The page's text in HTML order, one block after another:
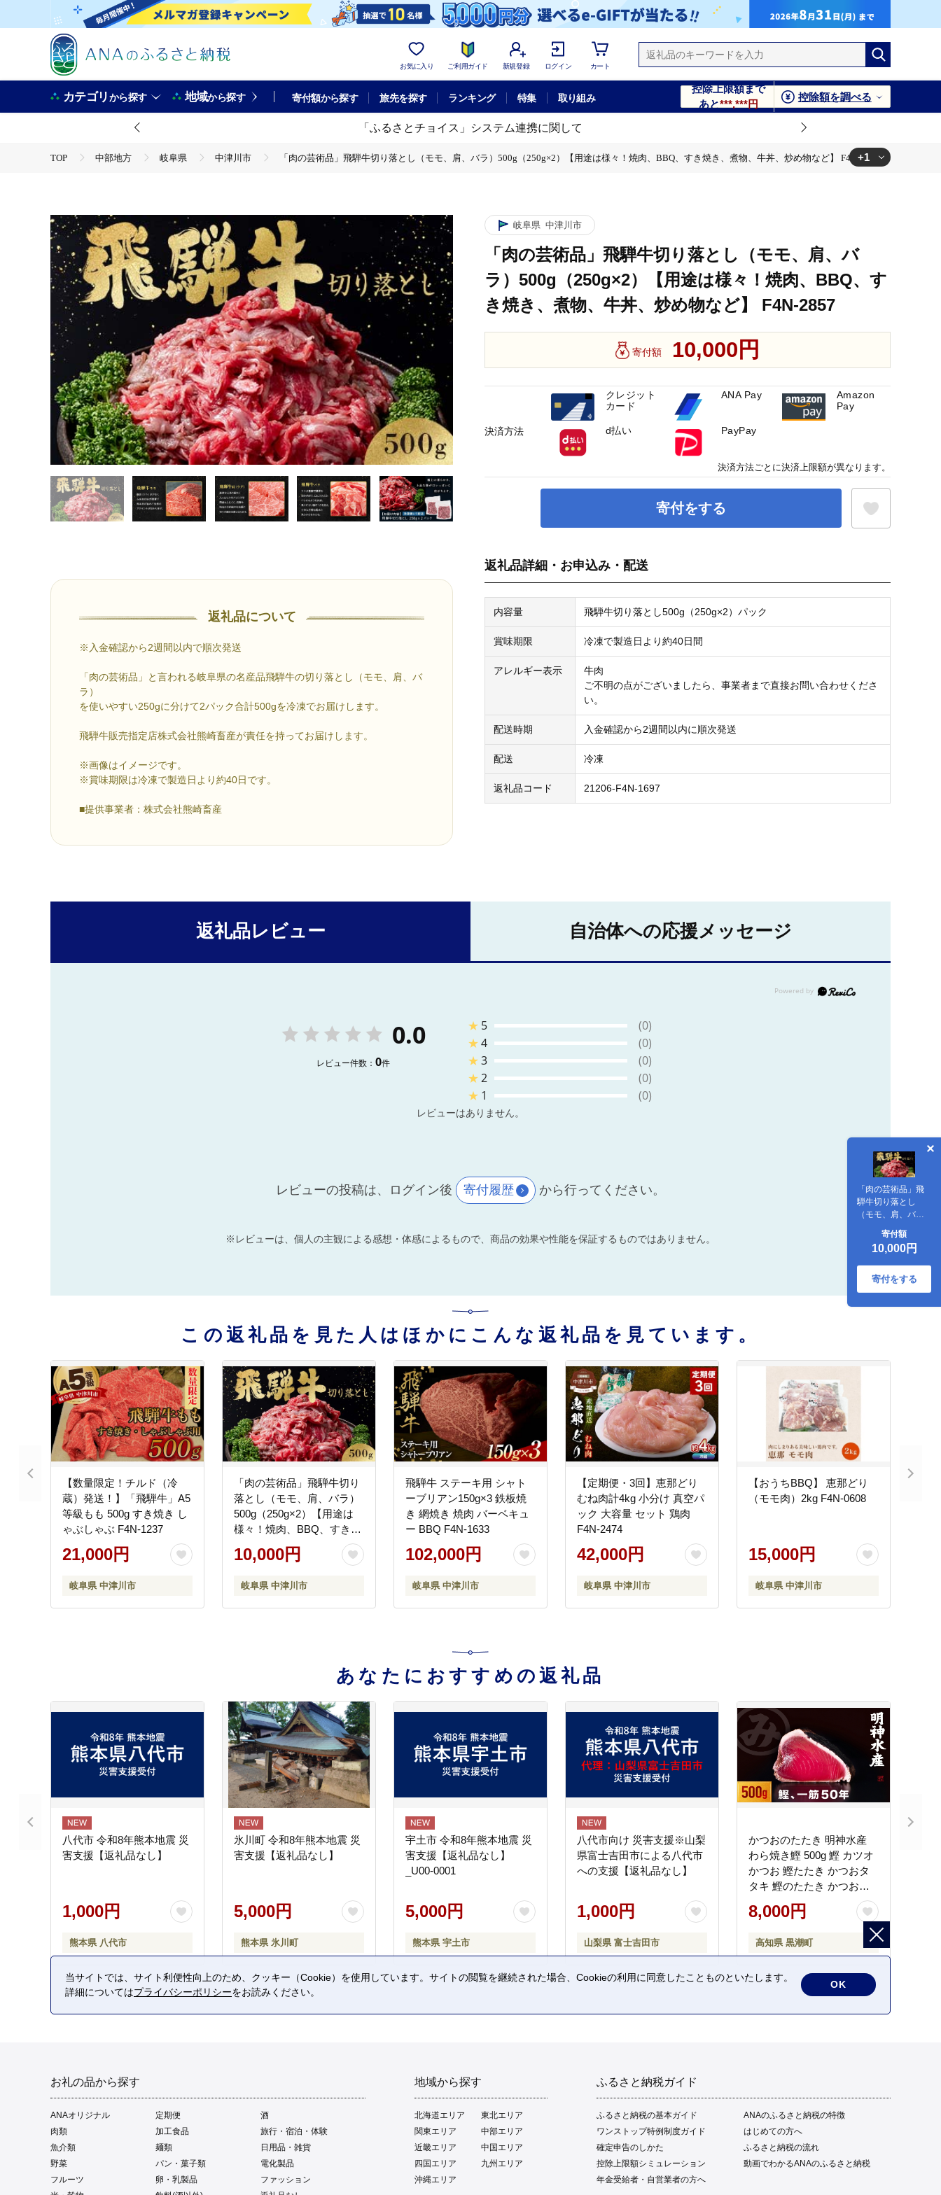
お気に入り ご利用ガイド 新規登録 ログイン カート
カテゴリから探す 地域から探す 寄付額から探す 旅先を探す ランキング 特集 取り組み
控除上限額まで
あと***,***円
控除額を調べる
「ふるさとチョイス」システム連携に関して
TOP 中部地方 岐阜県 中津川市
「肉の芸術品」飛騨牛切り落とし（モモ、肩、バラ）500g（250g×2）【用途は様々！焼肉、BBQ、すき焼き、煮物、牛丼、炒め物など】 F4N-2857
+1
返礼品について
※入金確認から2週間以内で順次発送
「肉の芸術品」と言われる岐阜県の名産品飛騨牛の切り落とし（モモ、肩、バ
ラ）
を使いやすい250gに分けて2パック合計500gを冷凍でお届けします。
飛騨牛販売指定店株式会社熊崎畜産が責任を持ってお届けします。
※画像はイメージです。
※賞味期限は冷凍で製造日より約40日です。
■提供事業者：株式会社熊崎畜産
岐阜県 中津川市
「肉の芸術品」飛騨牛切り落とし（モモ、肩、バ
ラ）500g（250g×2）【用途は様々！焼肉、BBQ、す
き焼き、煮物、牛丼、炒め物など】 F4N-2857
寄付額 10,000円
寄付をする
「肉の芸術品」飛
騨牛切り落とし
（モモ、肩、バ
500g（250g×2）
【用途は様々！焼
肉、BBQ、すき焼
き、煮物、牛丼、
炒め物など】 F4N-
寄付額
10,000円
寄付をする
返礼品詳細・お申込み・配送
内容量 飛騨牛切り落とし500g（250g×2）パック
賞味期限 冷凍で製造日より約40日間
アレルギー表示
牛肉
ご不明の点がございましたら、事業者まで直接お問い合わせくださ
い。
配送時期 入金確認から2週間以内に順次発送
配送 冷凍
返礼品コード 21206-F4N-1697
決済方法
クレジット
カード
ANA Pay
Amazon
Pay
d払い PayPay
決済方法ごとに決済上限額が異なります。
返礼品レビュー 自治体への応援メッセージ
0.0
レビュー件数： 0件
★ 5
(0)
★4
(0)
★3
(0)
★2
(0)
★ 1 (0)
レビューはありません。
レビューの投稿は、ログイン後 寄付履歴 から行ってください。
※レビューは、個人の主観による感想・体感によるもので、商品の効果や性能を保証するものではありません。
この返礼品を見た人はほかにこんな返礼品を見ています。
【数量限定！チルド（冷
蔵）発送！】「飛騨牛」A5
等級もも 500g すき焼き し
ゃぶしゃぶ F4N-1237
21,000円
岐阜県 中津川市
「肉の芸術品」飛騨牛切り
落とし（モモ、肩、バラ）
500g（250g×2）【用途は
様々！焼肉、BBQ、すき焼
き、煮物、牛丼、炒め物な
ど】 F4N-2857
10,000円
岐阜県 中津川市
飛騨牛 ステーキ用 シャト
ーブリアン150g×3 鉄板焼
き 網焼き 焼肉 バーベキュ
ー BBQ F4N-1633
102,000円
岐阜県 中津川市
【定期便・3回】恵那どり
むね肉計4kg 小分け 真空パ
ック 大容量 セット 鶏肉
F4N-2474
42,000円
岐阜県 中津川市
【おうちBBQ】 恵那どり
（モモ肉）2kg F4N-0608
15,000円
岐阜県 中津川市
あなたにおすすめの返礼品
八代市 令和8年熊本地震 災
害支援【返礼品なし】
1,000円
熊本県 八代市
氷川町 令和8年熊本地震 災
害支援【返礼品なし】
5,000円
熊本県 氷川町
宇土市 令和8年熊本地震 災
害支援【返礼品なし】
_U00-0001
5,000円
熊本県 宇土市
八代市向け 災害支援※山梨
県富士吉田市による八代市
への支援【返礼品なし】
1,000円
山梨県 富士吉田市
かつおのたたき 明神水産
わら焼き鰹 500g 鰹 カツオ
かつお 鰹たたき かつおタ
タキ 鰹のたたき かつおの
タタキ 藁焼き わら焼き 魚
さかな 海鮮 刺身 お刺身 冷
凍 ご家庭用 グルメ 特産品
ご当地 本場 高知 黒潮町 ギ
るさと納税 魚介類 高知県
産 土佐名物 高知県 高評価
8,000円
高知県 黒潮町
お礼の品から探す
ANAオリジナル 定期便
酒
肉類
加工食品
旅行・宿泊・体験
魚介類
麺類
日用品・雑貨
野菜
パン・菓子類
電化製品
フルーツ
卵・乳製品
ファッション
地域から探す
北海道エリア
東北エリア
関東エリア
中部エリア
近畿エリア
中国エリア
四国エリア
九州エリア
沖縄エリア
ふるさと納税ガイド
ふるさと納税の基本ガイド
ANAのふるさと納税の特徴
ワンストップ特例制度ガイド
はじめての方へ
確定申告のしかた
ふるさと納税の流れ
控除上限額シミュレーション
動画でわかるANAのふるさと納税
年金受給者・自営業者の方へ
当サイトでは、サイト利便性向上のため、クッキー（Cookie）を使用しています。サイトの閲覧を継続された場合、Cookieの利用に同意したことものといたします。
詳細についてはプライバシーポリシーをお読みください。
OK